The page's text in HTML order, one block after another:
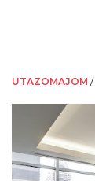
UTAZOMAJOM /